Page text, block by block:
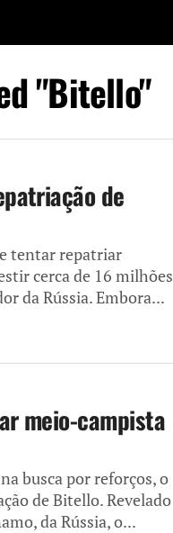
"Bitello"
de
tentar repatriar
cerca de 16 milhões
da Rússia. Embora...
meio-campista
busca por reforços, o
de Bitello. Revelado
da Rússia, o...